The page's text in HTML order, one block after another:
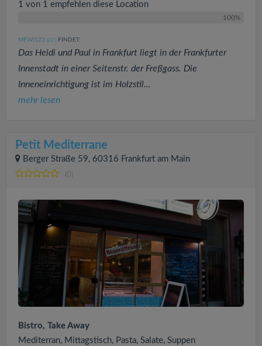
1 von 1 empfehlen diese Location
100%
MEWI123 (23 ) FINDET:
Das Heidi und Paul in Frankfurt liegt in der Frankfurter
Innenstadt in einer Seitenstr. der Freßgass. Die
Inneneinrichtigung ist im Holzstil...
mehr lesen
Petit Mediterrane
Berger Straße 59, 60316 Frankfurt am Main
(0)
Bistro, Take Away
Mediterran, Mittagstisch, Pasta, Salate, Suppen